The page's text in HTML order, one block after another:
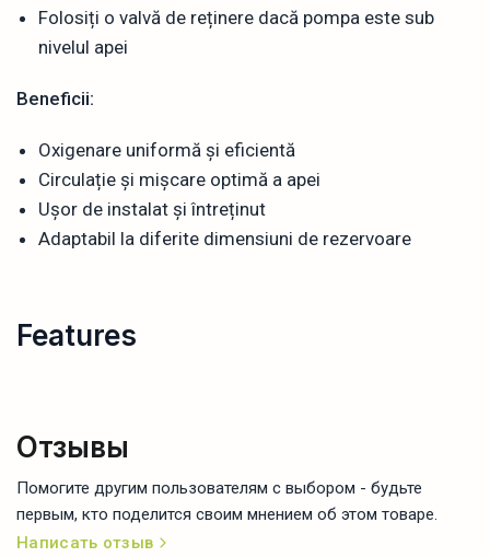
Folosiți o valvă de reținere dacă pompa este sub
nivelul apei
Beneficii:
Oxigenare uniformă și eficientă
Circulație și mișcare optimă a apei
Ușor de instalat și întreținut
Adaptabil la diferite dimensiuni de rezervoare
Features
Отзывы
Помогите другим пользователям с выбором - будьте
первым, кто поделится своим мнением об этом товаре.
Написать отзыв